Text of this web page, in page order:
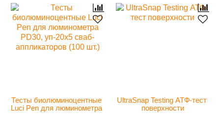
Тесты биолюминоцентные
Luci Pen для люминометра
UltraSnap Testing АТФ-тест
поверхности